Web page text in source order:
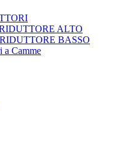
ALTO
BASSO
a Camme